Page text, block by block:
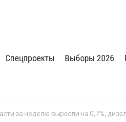
Спецпроекты Выборы 2026
за неделю выросли на 0,7%,